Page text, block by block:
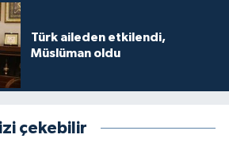
Türk aileden etkilendi,
Müslüman oldu
çekebilir